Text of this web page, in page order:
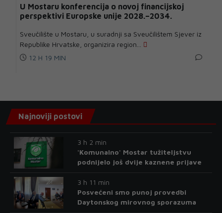
U Mostaru konferencija o novoj financijskoj
perspektivi Europske unije 2028.–2034.
Sveučilište u Mostaru, u suradnji sa Sveučilištem Sjever iz
Republike Hrvatske, organizira region...
12 H 19 MIN
Najnoviji postovi
3 h 2 min
'Komunalno' Mostar tužiteljstvu
podnijelo još dvije kaznene prijave
3 h 11 min
Posvećeni smo punoj provedbi
Daytonskog mirovnog sporazuma